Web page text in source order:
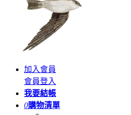
加入會員
會員登入
我要結帳
0購物清單